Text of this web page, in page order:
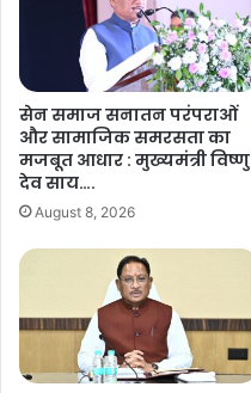
अ
या
न
.
.
सेन समाज सनातन परंपराओं
और सामाजिक समरसता का
मजबूत आधार : मुख्यमंत्री विष्णु
देव साय….
August 8, 2026